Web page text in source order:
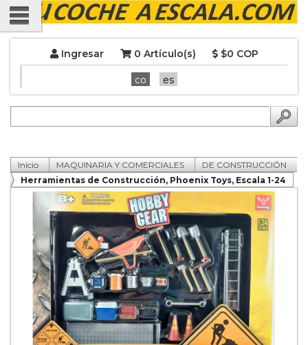
Ingresar 0 Artículo(s) $0 COP
co es
Inicio MAQUINARIA Y COMERCIALES
DE CONSTRUCCIÓN
Herramientas de Construcción, Phoenix Toys, Escala 1-24